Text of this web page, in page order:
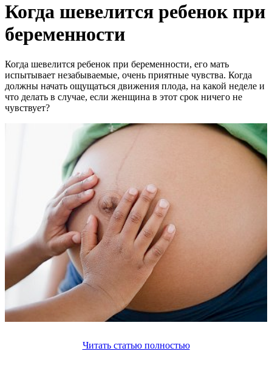
Когда шевелится ребенок при
беременности
Когда шевелится ребенок при беременности, его мать
испытывает незабываемые, очень приятные чувства. Когда
должны начать ощущаться движения плода, на какой неделе и
что делать в случае, если женщина в этот срок ничего не
чувствует?
Читать статью полностью